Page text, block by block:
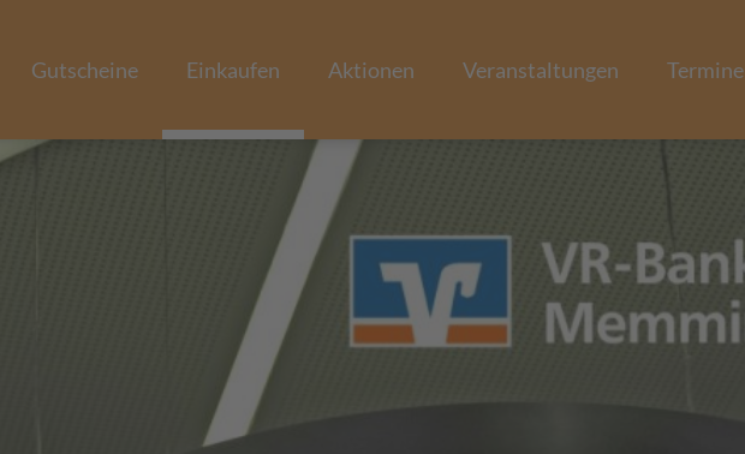
Gutscheine Einkaufen Aktionen Veranstaltungen Termine